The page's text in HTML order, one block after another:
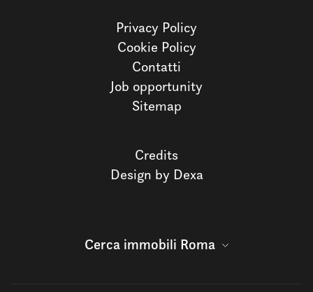
Privacy Policy
Cookie Policy
Contatti
Job opportunity
Sitemap
Credits
Design by Dexa
Cerca immobili Roma